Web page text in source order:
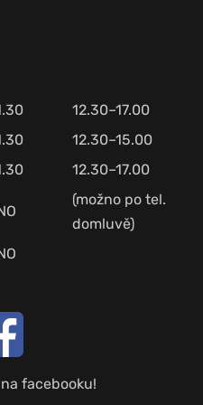
12.30–17.00
12.30–15.00
12.30–17.00
(možno po tel.
domluvě)
facebooku!